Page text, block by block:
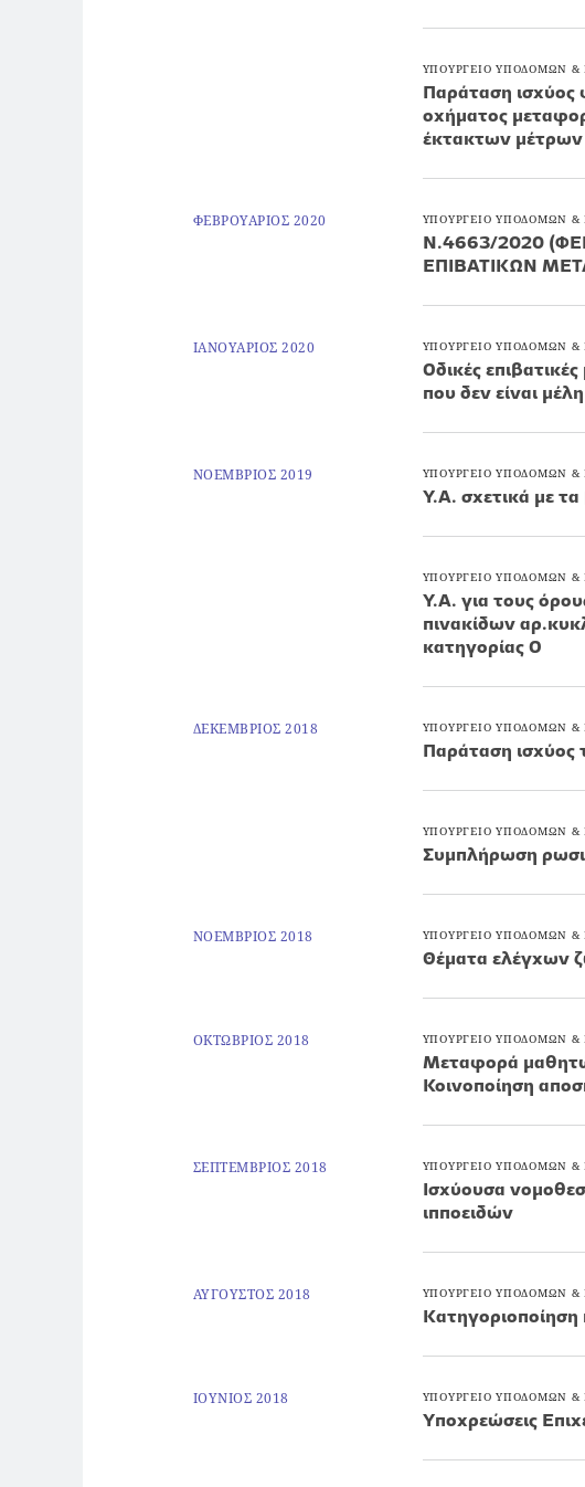
ΥΠΟΥΡΓΕΙΟ ΥΠΟΔΟΜΩΝ
Παράταση ισχύος
οχήματος
έκτακτων μέτρων
ΦΕΒΡΟΥΑΡΙΟΣ 2020 ΥΠΟΥΡΓΕΙΟ ΥΠΟΔΟΜΩΝ
Ν.4663/2020
ΕΠΙΒΑΤΙΚΩΝ
ΙΑΝΟΥΑΡΙΟΣ 2020 ΥΠΟΥΡΓΕΙΟ ΥΠΟΔΟΜΩΝ
Οδικές
που δεν είναι
ΝΟΕΜΒΡΙΟΣ 2019 ΥΠΟΥΡΓΕΙΟ ΥΠΟΔΟΜΩΝ
Υ.Α. σχετικά με
ΥΠΟΥΡΓΕΙΟ ΥΠΟΔΟΜΩΝ
Υ.Α. για τους
πινακίδων
κατηγορίας Ο
ΔΕΚΕΜΒΡΙΟΣ 2018 ΥΠΟΥΡΓΕΙΟ ΥΠΟΔΟΜΩΝ
Παράταση ισχύος
ΥΠΟΥΡΓΕΙΟ ΥΠΟΔΟΜΩΝ
Συμπλήρωση
ΝΟΕΜΒΡΙΟΣ 2018 ΥΠΟΥΡΓΕΙΟ ΥΠΟΔΟΜΩΝ
Θέματα ελέγχων
ΟΚΤΩΒΡΙΟΣ 2018 ΥΠΟΥΡΓΕΙΟ ΥΠΟΔΟΜΩΝ
Μεταφορά
Κοινοποίηση
ΣΕΠΤΕΜΒΡΙΟΣ 2018 ΥΠΟΥΡΓΕΙΟ ΥΠΟΔΟΜΩΝ
Ισχύουσα
ιπποειδών
ΑΥΓΟΥΣΤΟΣ 2018 ΥΠΟΥΡΓΕΙΟ ΥΠΟΔΟΜΩΝ
ΙΟΥΝΙΟΣ 2018 ΥΠΟΥΡΓΕΙΟ ΥΠΟΔΟΜΩΝ
Υποχρεώσεις